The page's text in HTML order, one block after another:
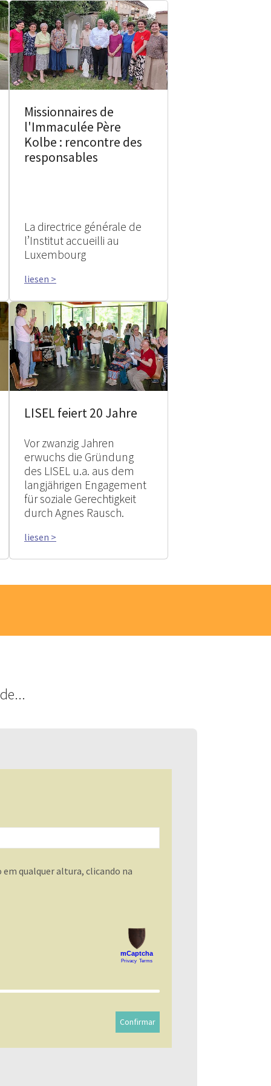
Missionnaires de
l'Immaculée Père
Kolbe : rencontre des
responsables
La directrice générale de
l’Institut accueilli au
Luxembourg
liesen >
LISEL feiert 20 Jahre
Vor zwanzig Jahren
erwuchs die Gründung
des LISEL u.a. aus dem
langjährigen Engagement
für soziale Gerechtigkeit
durch Agnes Rausch.
liesen >
em qualquer altura, clicando na